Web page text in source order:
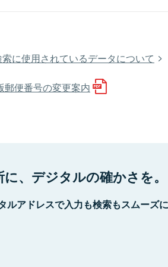
に使用されているデータについて
郵便番号の変更案内
に、デジタルの確かさを。
ルアドレスで入力も検索もスムーズ